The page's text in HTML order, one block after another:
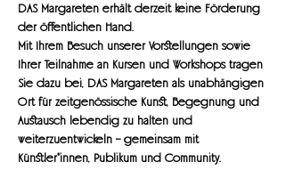
DAS Margareten erhält derzeit keine Förderung
der öffentlichen Hand.
Mit Ihrem Besuch unserer Vorstellungen sowie
Ihrer Teilnahme an Kursen und Workshops tragen
Sie dazu bei, DAS Margareten als unabhängigen
Ort für zeitgenössische Kunst, Begegnung und
Austausch lebendig zu halten und
weiterzuentwickeln – gemeinsam mit
Künstler*innen, Publikum und Community.